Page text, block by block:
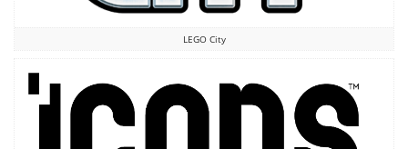
LEGO City